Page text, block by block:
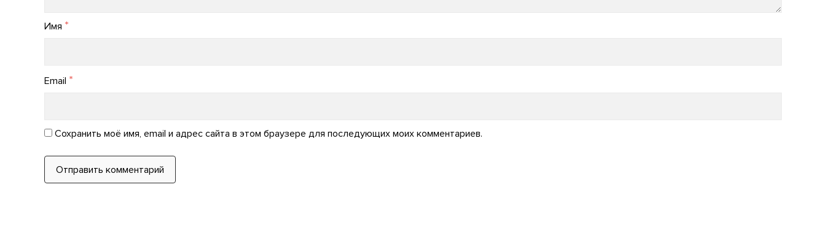
Имя *
Email *
Сохранить моё имя, email и адрес сайта в этом браузере для последующих моих комментариев.